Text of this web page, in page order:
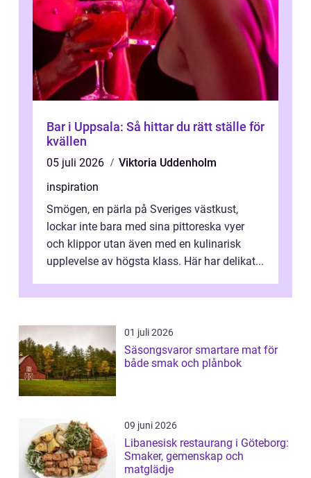
Bar i Uppsala: Så hittar du rätt ställe för
kvällen
05 juli 2026
Viktoria Uddenholm
inspiration
Smögen, en pärla på Sveriges västkust,
lockar inte bara med sina pittoreska vyer
och klippor utan även med en kulinarisk
upplevelse av högsta klass. Här har delikat...
01 juli 2026
Säsongsvaror smartare mat för
både smak och plånbok
09 juni 2026
Libanesisk restaurang i Göteborg:
Smaker, gemenskap och
matglädje